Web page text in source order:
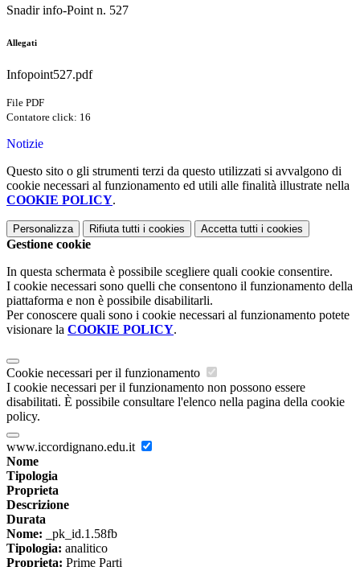
Snadir info-Point n. 527
Allegati
Infopoint527.pdf
File PDF
Contatore click: 16
Notizie
Questo sito o gli strumenti terzi da questo utilizzati si avvalgono di
cookie necessari al funzionamento ed utili alle finalità illustrate nella
COOKIE POLICY.
Personalizza Rifiuta tutti i cookies Accetta tutti i cookies
Gestione cookie
In questa schermata è possibile scegliere quali cookie consentire.
I cookie necessari sono quelli che consentono il funzionamento della
piattaforma e non è possibile disabilitarli.
Per conoscere quali sono i cookie necessari al funzionamento potete
visionare la COOKIE POLICY.
Cookie necessari per il funzionamento
I cookie necessari per il funzionamento non possono essere
disabilitati. È possibile consultare l'elenco nella pagina della cookie
policy.
www.iccordignano.edu.it
Nome
Tipologia
Proprieta
Descrizione
Durata
Nome: _pk_id.1.58fb
Tipologia: analitico
Proprieta: Prime Parti